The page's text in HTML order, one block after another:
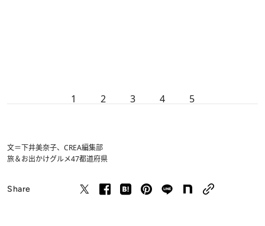
1 2 3 4 5
文＝下井美奈子、CREA編集部
旅＆お出かけグルメ47都道府県
Share